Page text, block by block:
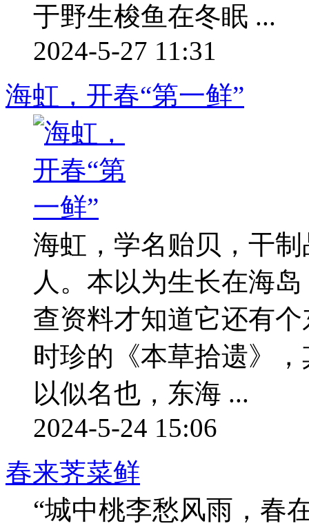
于野生梭鱼在冬眠 ...
2024-5-27 11:31
海虹，开春“第一鲜”
海虹，学名贻贝，干
人。本以为生长在海
查资料才知道它还有
时珍的《本草拾遗》
以似名也，东海 ...
2024-5-24 15:06
春来荠菜鲜
“城中桃李愁风雨，春